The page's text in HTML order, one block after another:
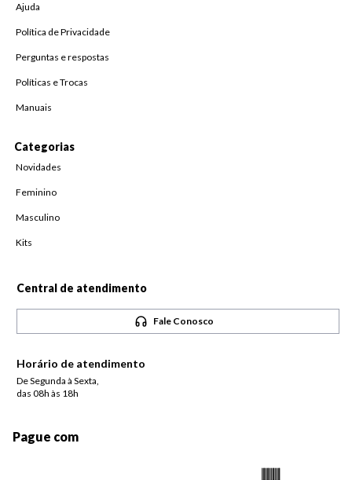
Ajuda
Política de Privacidade
Perguntas e respostas
Políticas e Trocas
Manuais
Categorias
Novidades
Feminino
Masculino
Kits
Central de atendimento
Fale Conosco
Horário de atendimento
De Segunda à Sexta,
das 08h às 18h
Pague com